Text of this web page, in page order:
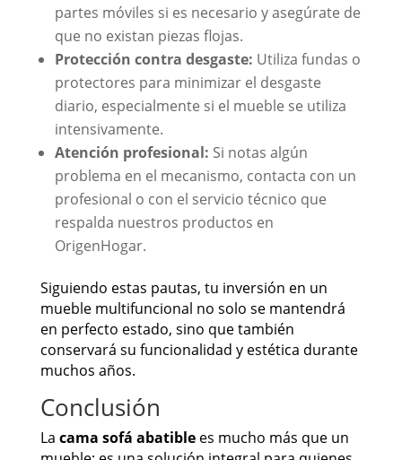
partes móviles si es necesario y asegúrate de
que no existan piezas flojas.
Protección contra desgaste: Utiliza fundas o
protectores para minimizar el desgaste
diario, especialmente si el mueble se utiliza
intensivamente.
Atención profesional: Si notas algún
problema en el mecanismo, contacta con un
profesional o con el servicio técnico que
respalda nuestros productos en
OrigenHogar.
Siguiendo estas pautas, tu inversión en un
mueble multifuncional no solo se mantendrá
en perfecto estado, sino que también
conservará su funcionalidad y estética durante
muchos años.
Conclusión
La cama sofá abatiblees mucho más que un